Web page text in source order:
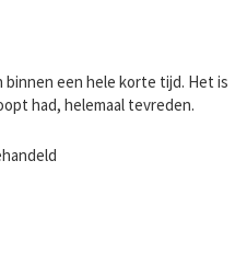
binnen een hele korte tijd. Het is
had, helemaal tevreden.